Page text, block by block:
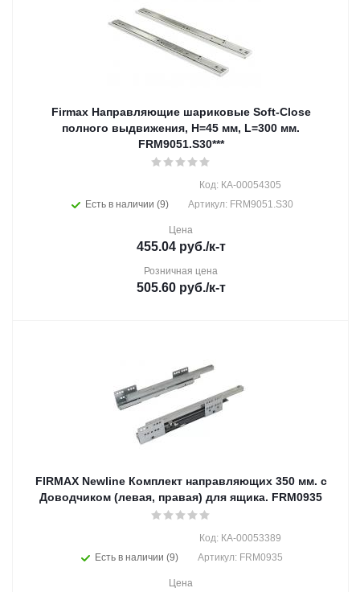
Firmax Направляющие шариковые Soft-Close
полного выдвижения, H=45 мм, L=300 мм.
FRM9051.S30***
Есть в наличии (9)
Код: КА-00054305
Артикул: FRM9051.S30
Цена
455.04руб./к-т
Розничная цена
505.60руб./к-т
FIRMAX Newline Комплект направляющих 350 мм. с
Доводчиком (левая, правая) для ящика. FRM0935
Есть в наличии (9)
Код: КА-00053389
Артикул: FRM0935
Цена